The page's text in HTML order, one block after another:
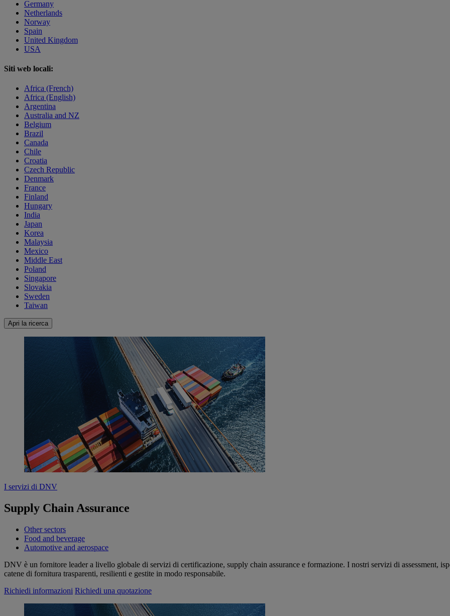
Germany
Netherlands
Norway
Spain
United Kingdom
USA
Siti web locali:
Africa (French)
Africa (English)
Argentina
Australia and NZ
Belgium
Brazil
Canada
Chile
Croatia
Czech Republic
Denmark
France
Finland
Hungary
India
Japan
Korea
Malaysia
Mexico
Middle East
Poland
Singapore
Slovakia
Sweden
Taiwan
Apri la ricerca
I servizi di DNV
Supply Chain Assurance
Other sectors
Food and beverage
Automotive and aerospace
DNV è un fornitore leader a livello globale di servizi di certificazione, supply chain assurance e formazione. I nostri servizi di assessment,
catene di fornitura trasparenti, resilienti e gestite in modo responsabile.
Richiedi informazioni Richiedi una quotazione